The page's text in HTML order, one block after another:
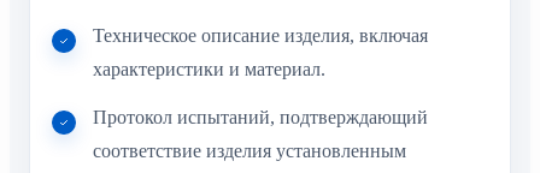
Техническое описание изделия, включая
характеристики и материал.
Протокол испытаний, подтверждающий
соответствие изделия установленным